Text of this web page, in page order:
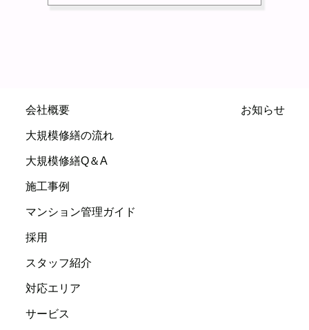
会社概要
大規模修繕の流れ
大規模修繕Q＆A
施工事例
マンション管理ガイド
採用
スタッフ紹介
対応エリア
サービス
お知らせ